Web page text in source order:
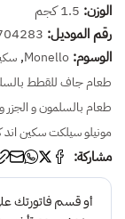
الوزن: 1.5 كجم
رقم الموديل:
الوسوم: Monello
,
طعام جاف للقطط
طعام بالسلمون و الجزر
مونيلو سيلكت سكين
مشاركة: